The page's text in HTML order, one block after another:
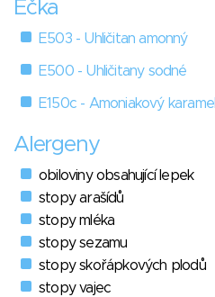
Éčka
E503 - Uhličitan amonný
E500 - Uhličitany sodné
E150c - Amoniakový karamel
Alergeny
obiloviny obsahující lepek
stopy arašídů
stopy mléka
stopy sezamu
stopy skořápkových plodů
stopy vajec